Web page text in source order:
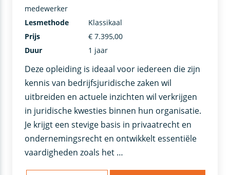
Deze opleiding is ideaal voor iedereen die zijn
kennis van bedrijfsjuridische zaken wil
uitbreiden en actuele inzichten wil verkrijgen
in juridische kwesties binnen hun organisatie.
Je krijgt een stevige basis in privaatrecht en
ondernemingsrecht en ontwikkelt essentiële
vaardigheden zoals het …
medewerker
Lesmethode
Klassikaal
Prijs
€ 7.395,00
Duur
1 jaar